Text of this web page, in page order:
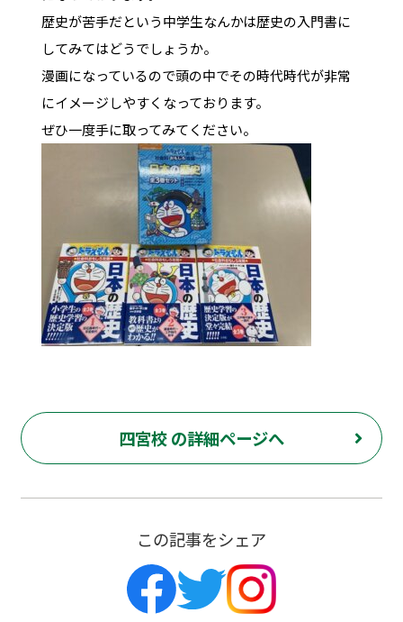
歴史が苦手だという中学生なんかは歴史の入門書に
してみてはどうでしょうか。
漫画になっているので頭の中でその時代時代が非常
にイメージしやすくなっております。
ぜひ一度手に取ってみてください。
四宮校 の詳細ページへ
この記事をシェア